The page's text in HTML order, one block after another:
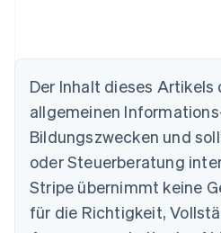
Der Inhalt dieses Artikels
allgemeinen
Bildungszwecken und
oder Steuerberatung
Stripe übernimmt keine
für die Richtigkeit,
Australien
English
Belgien
Brasilien
PortuguêsEnglish
Bulgarien
English